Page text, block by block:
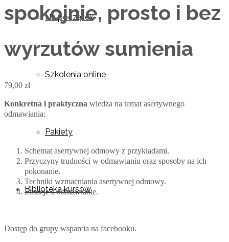
Na początek
Szkolenia online
Pakiety
Biblioteka kursów
spokojnie, prosto i bez
wyrzutów sumienia
79,00 zł
Konkretna i praktyczna wiedza na temat asertywnego
odmawiania:
Schemat asertywnej odmowy z przykładami.
Przyczyny trudności w odmawianiu oraz sposoby na ich
pokonanie.
Techniki wzmacniania asertywnej odmowy.
Emocje a odmawianie.
Dostęp do grupy wsparcia na facebooku.